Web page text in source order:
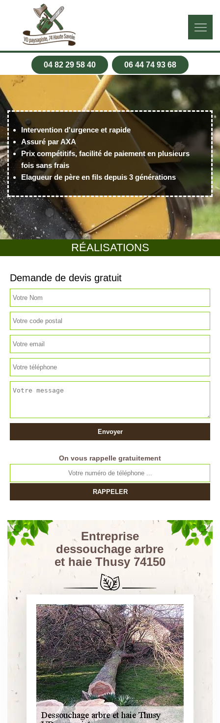
04 82 29 58 40 06 44 74 93 68
RÉALISATIONS
Intervention d'urgence et rapide
Assuré par AXA
Prix compétitifs, facilité de paiement en plusieurs
fois sans frais
Elagueur de père en fils depuis 3 générations
Demande de devis gratuit
On vous rappelle gratuitement
Entreprise
dessouchage arbre
et haie Thusy 74150